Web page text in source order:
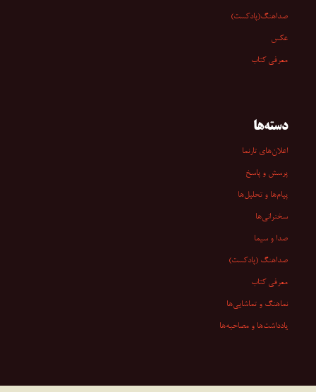
صداهنگ(پادکست)
عکس
معرفی کتاب
دسته‌ها
اعلان‌های تارنما
پرسش و پاسخ
پیام‌ها و تحلیل‌ها
سخنرانی‏‏‌ها
صدا و سیما
صداهنگ (پادکست)
معرفی کتاب
نماهنگ و تماشایی‌ها
یادداشت‌ها و مصاحبه‌ها